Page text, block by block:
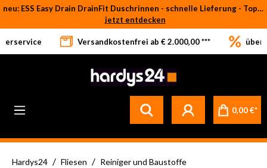
Zum Hauptinhalt springen
neu: ESS Easy Drain DrainFit Duschrinnen - schnelle Lieferung - Top-Preise
jetzt entdecken
Betrifft ausschließlich bei Bestellware-Fliesen: aufgrund der Werksferien in Italien und Spanien kommt es zu Verzögerungen bei der Verladung. Sämtliche Lagerware (sofort verfügbar) sowie alle anderen Produktgruppen versenden wir weiterhin regulär
Versandkostenfrei ab € 2.000,00 *** über
0,00 €*
Hardys24 / Fliesen / Reiniger und Baustoffe